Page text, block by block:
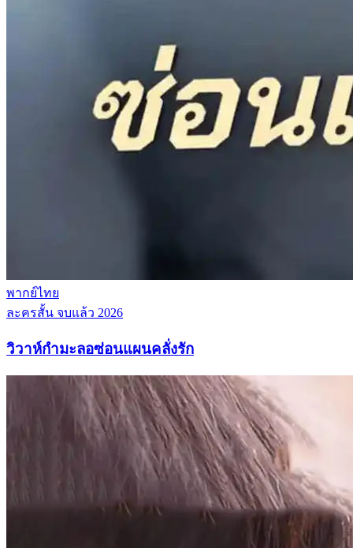
พากย์ไทย
ละครสั้น จบแล้ว 2026
วิวาห์กำมะลอซ่อนแผนคลั่งรัก